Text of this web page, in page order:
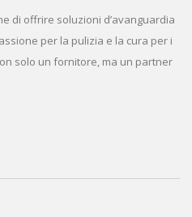
di offrire soluzioni d’avanguardia
per la pulizia e la cura per i
solo un fornitore, ma un partner